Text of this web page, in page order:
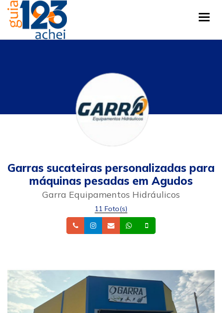
Garras sucateiras personalizadas para
máquinas pesadas em Agudos
Garra Equipamentos Hidráulicos
11 Foto(s)
TelefoneInstagram
Email Whatsapp